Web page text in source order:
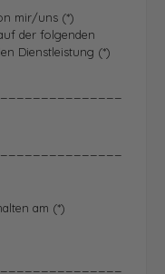
mir/uns (*)
der folgenden
Dienstleistung (*)
am (*)